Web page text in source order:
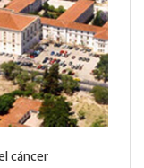
cáncer